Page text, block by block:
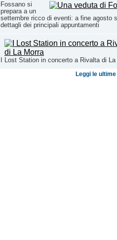
Fossano si
prepara a un
settembre ricco di eventi: a fine agosto
dettagli dei principali appuntamenti
I Lost Station in concerto a Rivalta di La
Leggi le